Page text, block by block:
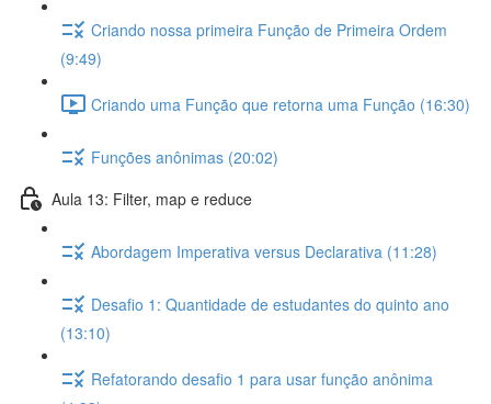
Criando nossa primeira Função de Primeira Ordem
(9:49)
Criando uma Função que retorna uma Função (16:30)
Funções anônimas (20:02)
Aula 13: Filter, map e reduce
Abordagem Imperativa versus Declarativa (11:28)
Desafio 1: Quantidade de estudantes do quinto ano
(13:10)
Refatorando desafio 1 para usar função anônima